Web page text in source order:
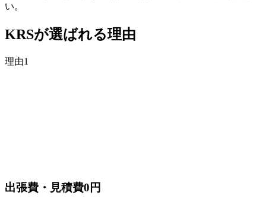
い。
KRSが選ばれる理由
理由1
出張費・見積費0円